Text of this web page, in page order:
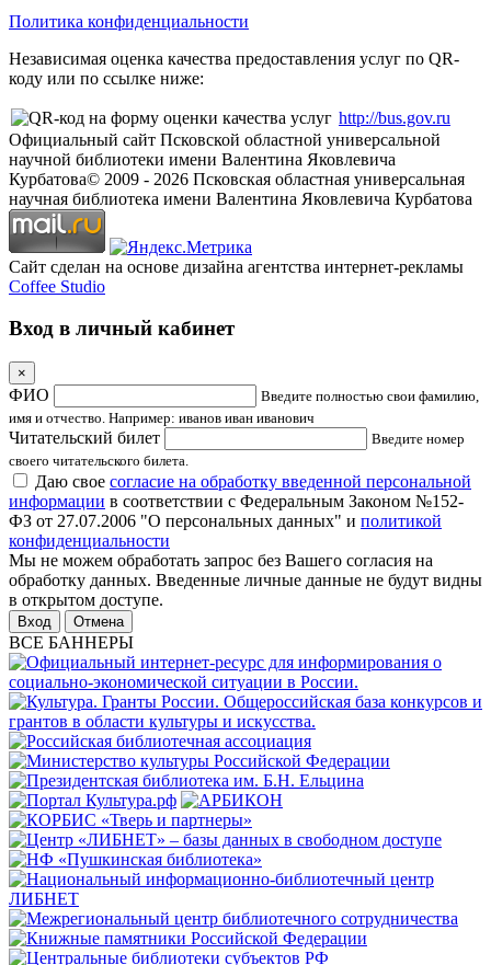
Политика конфиденциальности
Независимая оценка качества предоставления услуг по QR-
коду или по ссылке ниже:
http://bus.gov.ru
Официальный сайт Псковской областной универсальной
научной библиотеки имени Валентина Яковлевича
Курбатова© 2009 - 2026 Псковская областная универсальная
научная библиотека имени Валентина Яковлевича Курбатова
Сайт сделан на основе дизайна агентства интернет-рекламы
Coffee Studio
Вход в личный кабинет
×
ФИО
Введите полностью свои фамилию,
имя и отчество. Например: иванов иван иванович
Читательский билет
Введите номер
своего читательского билета.
Даю свое согласие на обработку введенной персональной
информации в соответствии с Федеральным Законом №152-
ФЗ от 27.07.2006 "О персональных данных" и политикой
конфиденциальности
Мы не можем обработать запрос без Вашего согласия на
обработку данных. Введенные личные данные не будут видны
в открытом доступе.
Отмена
ВСЕ БАННЕРЫ